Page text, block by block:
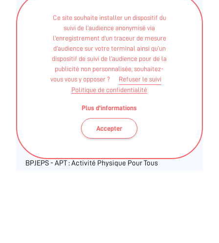
Ce site souhaite installer un dispositif du
suivi de l’audience anonymisé via
l’enregistrement d’un traceur de mesure
d’audience sur votre terminal ainsi qu’un
dispositif de suivi de l’audience pour de la
publicité non personnalisée, souhaitez-
vous vous y opposer ?
Refuser le suivi
Politique de confidentialité
Plus d'informations
Accepter
06 61 09 16 59
INTERVENANTS
Coachs sportifs / travailleurs indépendants
CHRYSTELLE GAUTIER
BPJEPS - APT : Activité Physique Pour Tous